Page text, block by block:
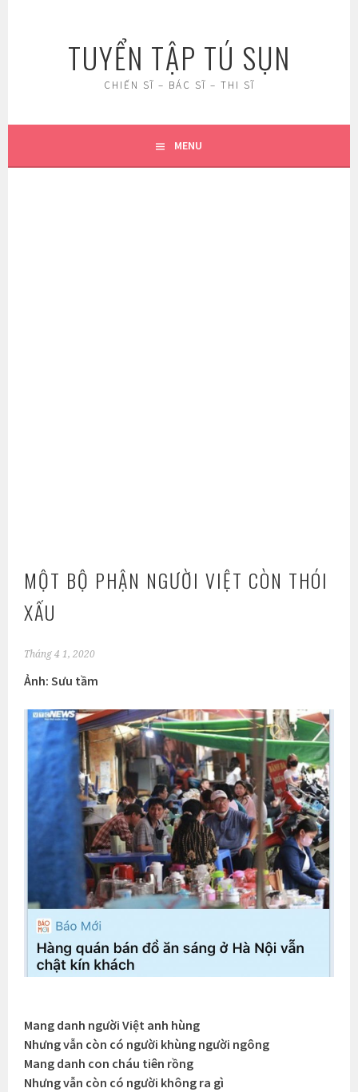
TUYỂN TẬP TÚ SỤN
CHIẾN SĨ – BÁC SĨ – THI SĨ
MENU
MỘT BỘ PHẬN NGƯỜI VIỆT CÒN THÓI
XẤU
Tháng 4 1, 2020
Ảnh: Sưu tầm
Mang danh người Việt anh hùng
Nhưng vẫn còn có người khùng người ngông
Mang danh con cháu tiên rồng
Nhưng vẫn còn có người không ra gì